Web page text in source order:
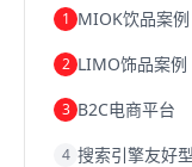
跨境电商优势跨
1 MIOK饮品案例
2 LIMO饰品案例
3 B2C电商平台
4 搜索引擎友好